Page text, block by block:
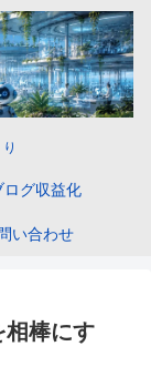
ログ収益化
い合わせ
相棒にす